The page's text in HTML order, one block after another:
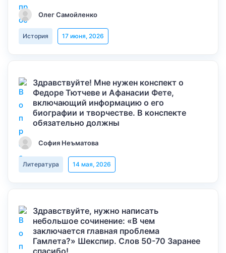
Олег Самойленко
История 17 июня, 2026
Здравствуйте! Мне нужен конспект о
Федоре Тютчеве и Афанасии Фете,
включающий информацию о его
биографии и творчестве. В конспекте
обязательно должны
София Неъматова
Литература 14 мая, 2026
Здравствуйте, нужно написать
небольшое сочинение: «В чем
заключается главная проблема
Гамлета?» Шекспир. Слов 50-70 Заранее
спасибо!